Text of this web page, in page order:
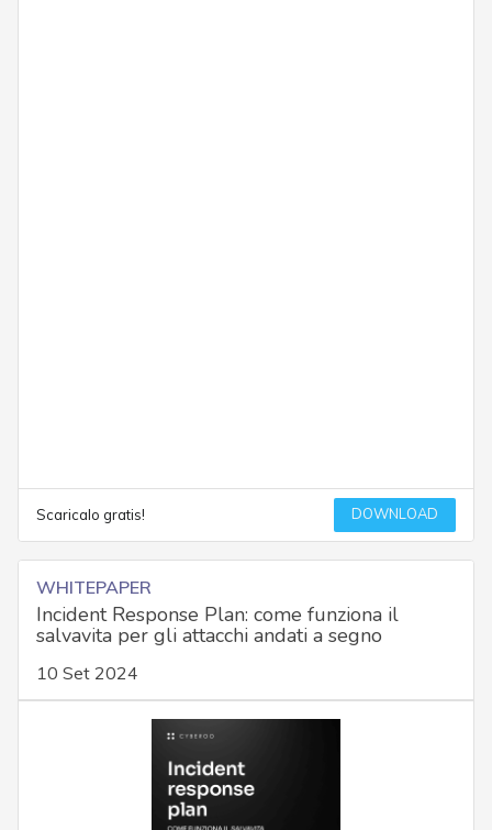
Scaricalo gratis! DOWNLOAD
WHITEPAPER
Incident Response Plan: come funziona il
salvavita per gli attacchi andati a segno
10 Set 2024